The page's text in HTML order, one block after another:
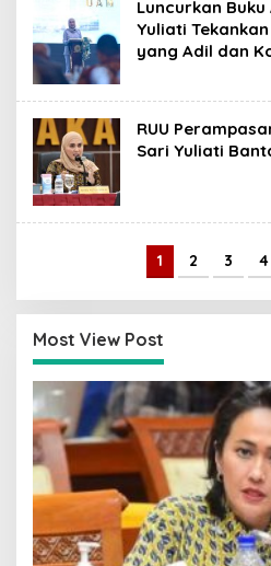
Luncurkan Buku
Yuliati
yang Adil dan
RUU
Sari Yuliati
1 2 3 4
Most View Post